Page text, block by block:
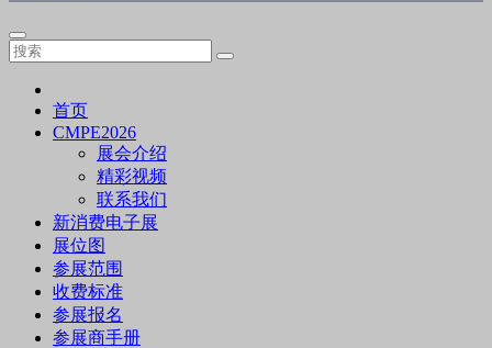
首页
CMPE2026
展会介绍
精彩视频
联系我们
新消费电子展
展位图
参展范围
收费标准
参展报名
参展商手册